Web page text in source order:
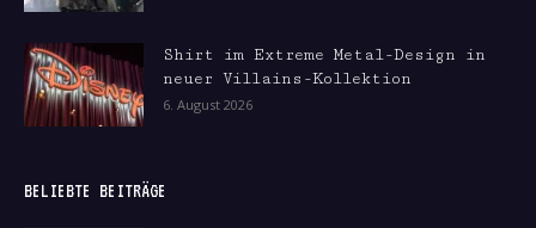
Shirt im Extreme Metal-Design in
neuer Villains-Kollektion
6. August 2026
BELIEBTE BEITRÄGE